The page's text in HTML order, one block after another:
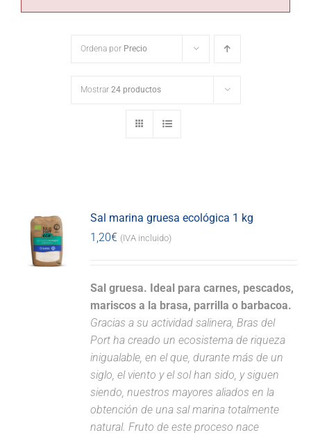
Ordena por Precio
Mostrar 24 productos
Sal marina gruesa ecológica 1 kg
1,20€ (IVA incluido)
Sal gruesa. Ideal para carnes, pescados,
mariscos a la brasa, parrilla o barbacoa.
Gracias a su actividad salinera, Bras del
Port ha creado un ecosistema de riqueza
inigualable, en el que, durante más de un
siglo, el viento y el sol han sido, y siguen
siendo, nuestros mayores aliados en la
obtención de una sal marina totalmente
natural. Fruto de este proceso nace